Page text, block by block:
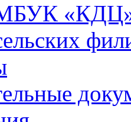
МБУК